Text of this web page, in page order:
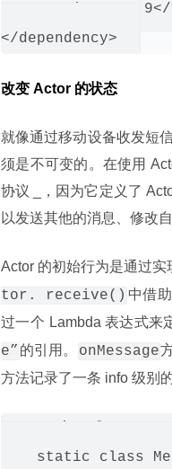
改变 Actor 的状态
就像通过移动设备收发短
须是不可变的。在使用
协议 _，因为它定义了
以发送其他的消息、修改
Actor 的初始行为是通过实
tor. receive() 中借助
过一个 Lambda 表达式来
e” 的引用。 onMessage
方法记录了一条 info 级别
static class
static class